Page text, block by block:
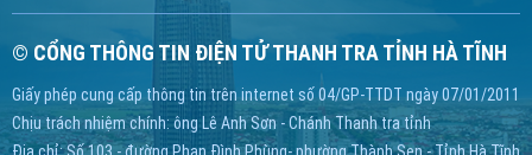
© CỔNG THÔNG TIN ĐIỆN TỬ THANH TRA TỈNH HÀ TĨNH
Giấy phép cung cấp thông tin trên internet số 04/GP-TTDT ngày 07/01/2011
Chịu trách nhiệm chính: ông Lê Anh Sơn - Chánh Thanh tra tỉnh